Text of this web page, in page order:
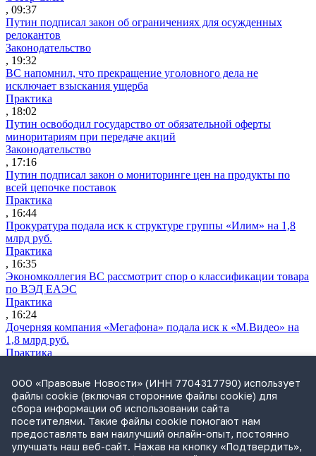
, 09:37
Путин подписал закон об ограничениях для осужденных
релокантов
Законодательство
, 19:32
ВС напомнил, что прекращение уголовного дела не
исключает взыскания ущерба
Практика
, 18:02
Путин освободил государство от обязательной оферты
миноритариям при передаче акций
Законодательство
, 17:16
Путин подписал закон о мониторинге цен на продукты по
всей цепочке поставок
Практика
, 16:44
Прокуратура подала иск к структуре группы «Илим» на 1,8
млрд руб.
Практика
, 16:35
Экономколлегия ВС рассмотрит спор о классификации товара
по ВЭД ЕАЭС
Практика
, 16:24
Дочерняя компания «Мегафона» подала иск к «М.Видео» на
1,8 млрд руб.
Практика
СИП проверит отмену патента на систему управления
устройствами после возражений «Яндекса»
Практика
, 15:17
Суды 10 стран рассматривают иски российской «дочки»
Google о возврате дивидендов
ООО «Правовые Новости» (ИНН 7704317790) использует
файлы cookie (включая сторонние файлы cookie) для
сбора информации об использовании сайта
посетителями. Такие файлы cookie помогают нам
предоставлять вам наилучший онлайн-опыт, постоянно
улучшать наш веб-сайт. Нажав на кнопку «Подтвердить»,